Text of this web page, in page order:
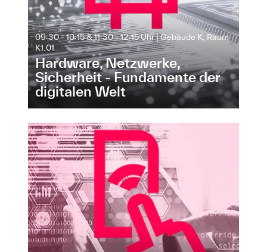
09:30 - 10:15 & 11:30 - 12:15 Uhr | Gebäude K, Raum
K1.01
Hardware, Netzwerke,
Sicherheit - Fundamente der
digitalen Welt